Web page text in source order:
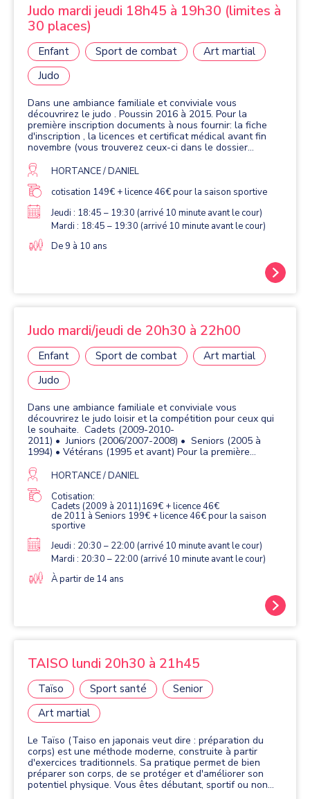
Judo mardi jeudi 18h45 à 19h30 (limites à
30 places)
Enfant Sport de combat
Art martial
Judo
Dans une ambiance familiale et conviviale vous
découvrirez le judo . Poussin 2016 à 2015. Pour la
première inscription documents à nous fournir: la fiche
d'inscription , la licences et certificat médical avant fin
novembre (vous trouverez ceux-ci dans le dossier
HORTANCE / DANIEL
cotisation 149€ + licence 46€ pour la saison sportive
Jeudi : 18:45 – 19:30 (arrivé 10 minute avant le cour)
Mardi : 18:45 – 19:30 (arrivé 10 minute avant le cour)
De 9 à 10 ans
Judo mardi/jeudi de 20h30 à 22h00
Enfant Sport de combat
Art martial
Judo
Dans une ambiance familiale et conviviale vous
découvrirez le judo loisir et la compétition pour ceux qui
le souhaite. Cadets (2009-2010-
2011) • Juniors (2006/2007-2008) • Seniors (2005 à
1994) • Vétérans (1995 et avant) Pour la première
, la licences et certificat médical avant fin novembre
(vous trouverez ceux-ci dans le dossier inscription) POUR
LES ADHÉRENTS FAISANT LEURS 2ème SAISON OU
PLUS REMPLIR LE QUESTIONNAIRE MÉDICAL SANTÉ
QUE VOUS GARDER ET NOUS REMETTRE
L'ATTESTATION SANTÉ.
HORTANCE / DANIEL
Cotisation:
Cadets (2009 à 2011)169€ + licence 46€
de 2011 à Seniors 199€ + licence 46€ pour la saison
sportive
Jeudi : 20:30 – 22:00 (arrivé 10 minute avant le cour)
Mardi : 20:30 – 22:00 (arrivé 10 minute avant le cour)
À partir de 14 ans
TAISO lundi 20h30 à 21h45
Taïso Sport santé
Senior
Art martial
Le Taïso (Taiso en japonais veut dire : préparation du
corps) est une méthode moderne, construite à partir
d'exercices traditionnels. Sa pratique permet de bien
préparer son corps, de se protéger et d'améliorer son
potentiel physique. Vous êtes débutant, sportif ou non